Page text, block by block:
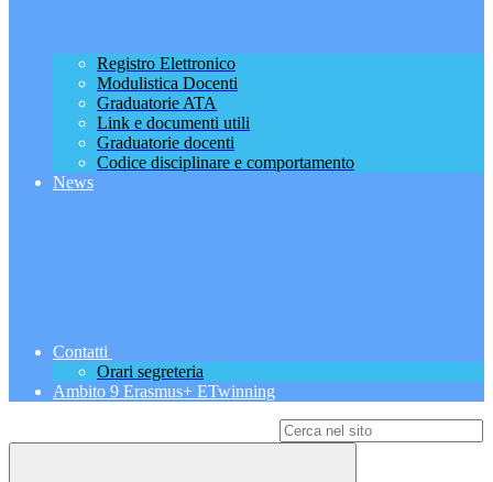
Registro Elettronico
Modulistica Docenti
Graduatorie ATA
Link e documenti utili
Graduatorie docenti
Codice disciplinare e comportamento
News
Contatti
Orari segreteria
Ambito 9 Erasmus+ ETwinning